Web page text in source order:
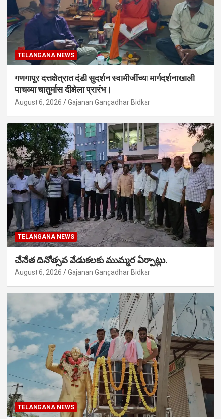
TELANGANA NEWS
गणगापूर दत्तक्षेत्रात दंडी सुदर्शन स्वामीजींच्या मार्गदर्शनाखाली
पाचव्या चातुर्मास दीक्षेला प्रारंभ।
August 6, 2026 Gajanan Gangadhar Bidkar
TELANGANA NEWS
చేనేత దినోత్సవ వేడుకలకు ముమ్మర ఏర్పాట్లు.
August 6, 2026 Gajanan Gangadhar Bidkar
TELANGANA NEWS